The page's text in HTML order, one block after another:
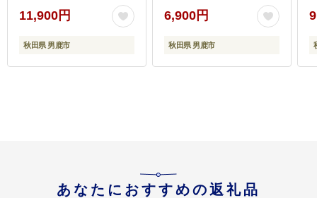
11,900円
秋田県 男鹿市
製 洗える
6,900円
秋田県 男鹿市
あなたにおすすめの返礼品